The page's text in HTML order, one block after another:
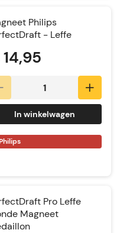
Philips
- Leffe
In winkelwagen
Pro Leffe
Magneet